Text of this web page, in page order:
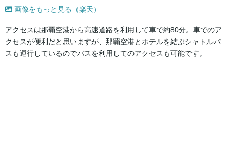
画像をもっと見る（楽天）
アクセスは那覇空港から高速道路を利用して車で約80分。車でのア
クセスが便利だと思いますが、那覇空港とホテルを結ぶシャトルバ
スも運行しているのでバスを利用してのアクセスも可能です。